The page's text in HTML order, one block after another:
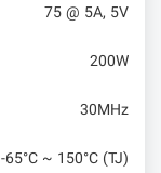
75 @ 5A, 5V
200W
30MHz
-65°C ~ 150°C (TJ)